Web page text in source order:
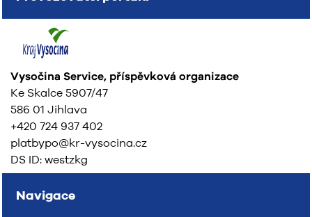
Vysočina Service, příspěvková organizace
Ke Skalce 5907/47
586 01 Jihlava
+420 724 937 402
platbypo@kr-vysocina.cz
DS ID: westzkg
Navigace